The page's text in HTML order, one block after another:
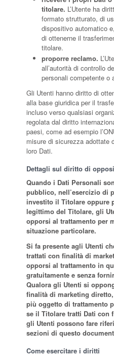
titolare. L’Utente ha
formato strutturato, di
dispositivo automatico
di ottenerne il
titolare.
proporre reclamo.
all’autorità di controllo
personali competente o
Gli Utenti hanno diritto di
alla base giuridica per il
incluso verso qualsiasi
regolata dal diritto
paesi, come ad esempio
misure di sicurezza adottate
loro Dati.
Dettagli sul diritto di
Quando i Dati Personali
pubblico, nell’esercizio di
investito il Titolare oppure
legittimo del Titolare, gli
opporsi al trattamento per
situazione particolare.
Si fa presente agli Utenti
trattati con finalità di
opporsi al trattamento in
gratuitamente e senza
Qualora gli Utenti si
finalità di marketing
più oggetto di trattamento
se il Titolare tratti Dati con
gli Utenti possono fare
sezioni di questo
Come esercitare i diritti